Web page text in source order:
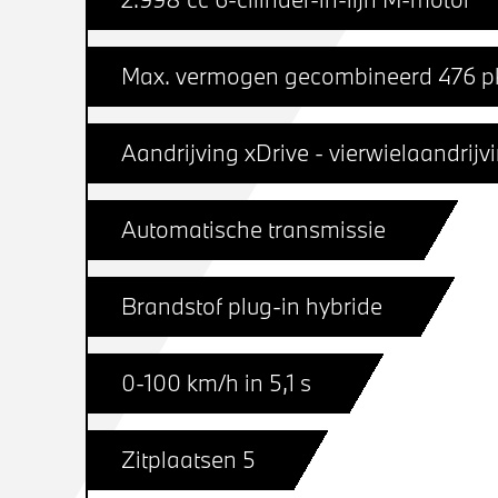
Max. vermogen gecombineerd 476
Aandrijving xDrive -
Automatische transmissie
Brandstof plug-in hybride
0-100 km/h in 5,1 s
Zitplaatsen 5